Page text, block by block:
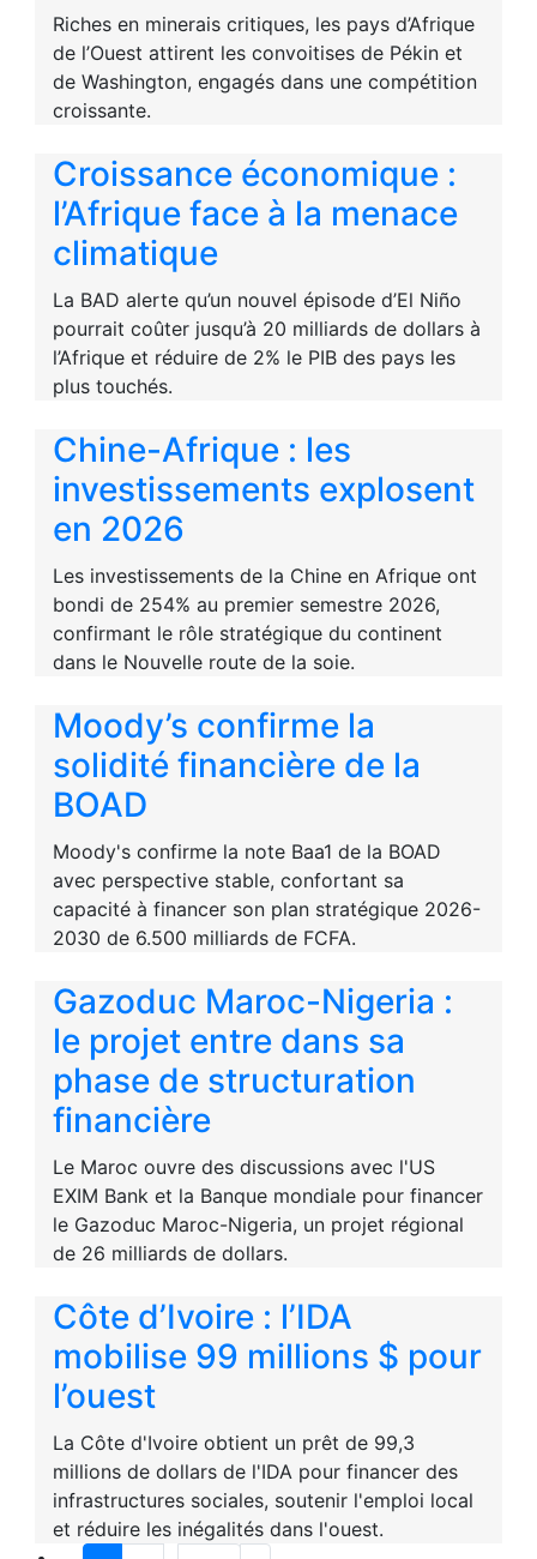
Riches en minerais critiques, les pays d’Afrique
de l’Ouest attirent les convoitises de Pékin et
de Washington, engagés dans une compétition
croissante.
Croissance économique :
l’Afrique face à la menace
climatique
La BAD alerte qu’un nouvel épisode d’El Niño
pourrait coûter jusqu’à 20 milliards de dollars à
l’Afrique et réduire de 2% le PIB des pays les
plus touchés.
Chine-Afrique : les
investissements explosent
en 2026
Les investissements de la Chine en Afrique ont
bondi de 254% au premier semestre 2026,
confirmant le rôle stratégique du continent
dans le Nouvelle route de la soie.
Moody’s confirme la
solidité financière de la
BOAD
Moody's confirme la note Baa1 de la BOAD
avec perspective stable, confortant sa
capacité à financer son plan stratégique 2026-
2030 de 6.500 milliards de FCFA.
Gazoduc Maroc-Nigeria :
le projet entre dans sa
phase de structuration
financière
Le Maroc ouvre des discussions avec l'US
EXIM Bank et la Banque mondiale pour financer
le Gazoduc Maroc-Nigeria, un projet régional
de 26 milliards de dollars.
Côte d’Ivoire : l’IDA
mobilise 99 millions $ pour
l’ouest
La Côte d'Ivoire obtient un prêt de 99,3
millions de dollars de l'IDA pour financer des
infrastructures sociales, soutenir l'emploi local
et réduire les inégalités dans l'ouest.